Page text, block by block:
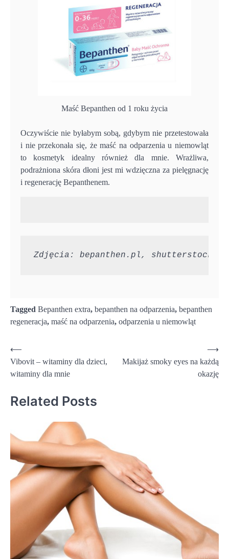
Maść Bepanthen od 1 roku życia
Oczywiście nie byłabym sobą, gdybym nie przetestowała
i nie przekonała się, że maść na odparzenia u niemowląt
to kosmetyk idealny również dla mnie. Wrażliwa,
podrażniona skóra dłoni jest mi wdzięczna za pielęgnację
i regenerację Bepanthenem.
Zdjęcia: bepanthen.pl, shutterstock
Tagged Bepanthen extra, bepanthen na odparzenia, bepanthen
regeneracja, maść na odparzenia, odparzenia u niemowląt
Nawigacja
wpisu
⟵
Vibovit – witaminy dla dzieci,
witaminy dla mnie
Makijaż smoky eyes na każdą
okazję
⟶
Related Posts